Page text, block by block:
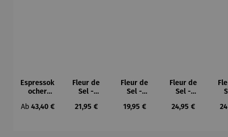
Espressok
ocher
set –
Regulärer Preis:
Ab 43,40 €
Fleur de
Sel -
box
Regulärer Preis:
21,95 €
Fleur de
Sel -
box
Regulärer Preis:
19,95 €
Fleur de
Sel -
box
Regulärer Preis:
24,95 €